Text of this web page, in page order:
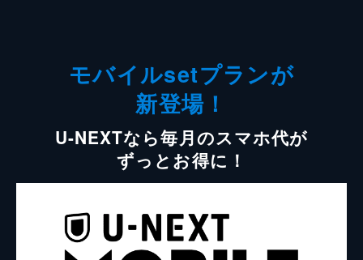
モバイルsetプランが
新登場！
U-NEXTなら毎月のスマホ代が
ずっとお得に！